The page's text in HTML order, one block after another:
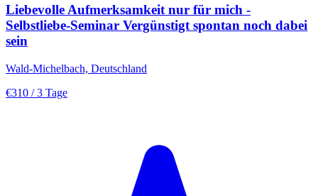
Liebevolle Aufmerksamkeit nur für mich -
Selbstliebe-Seminar Vergünstigt spontan noch dabei
sein
Wald-Michelbach, Deutschland
€310 / 3 Tage